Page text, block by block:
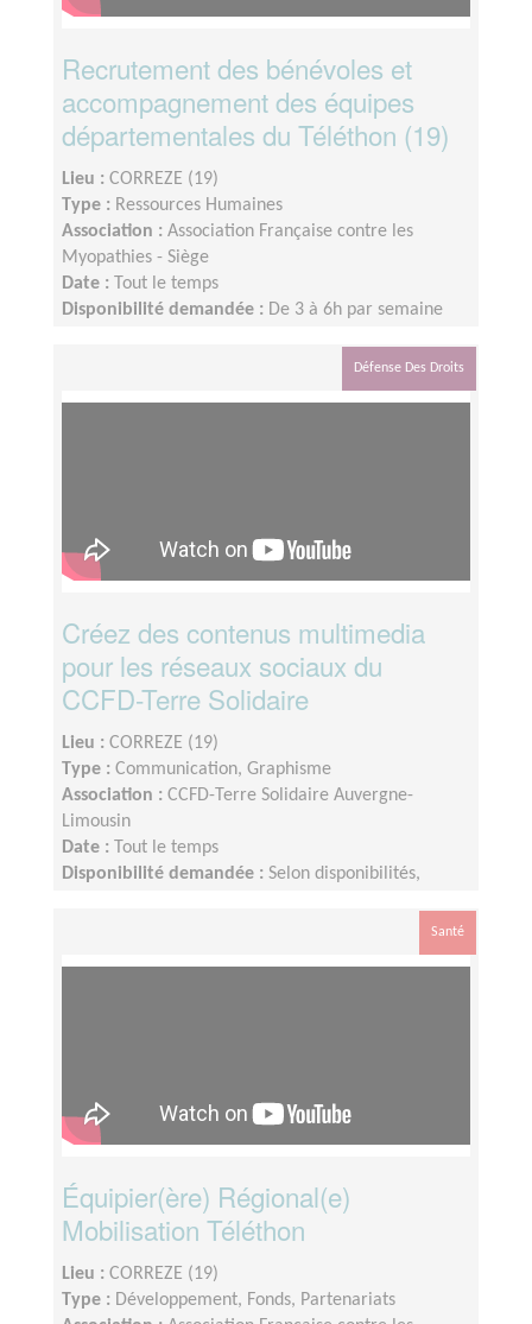
Recrutement des bénévoles et
accompagnement des équipes
départementales du Téléthon (19)
Lieu : CORREZE (19)
Type : Ressources Humaines
Association : Association Française contre les
Myopathies - Siège
Date :
Tout le temps
Disponibilité demandée : De 3 à 6h par semaine
Défense Des Droits
Créez des contenus multimedia
pour les réseaux sociaux du
CCFD-Terre Solidaire
Lieu : CORREZE (19)
Type : Communication, Graphisme
Association : CCFD-Terre Solidaire Auvergne-
Limousin
Date :
Tout le temps
Disponibilité demandée : Selon disponibilités,
Santé
Équipier(ère) Régional(e)
Mobilisation Téléthon
Lieu : CORREZE (19)
Type : Développement, Fonds, Partenariats